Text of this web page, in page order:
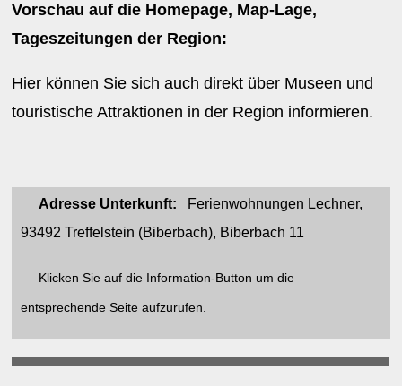
Vorschau auf die Homepage, Map-Lage,
Tageszeitungen der Region:
Hier können Sie sich auch direkt über Museen und
touristische Attraktionen in der Region informieren.
Adresse Unterkunft: Ferienwohnungen Lechner,
93492 Treffelstein (Biberbach), Biberbach 11
Klicken Sie auf die Information-Button um die
entsprechende Seite aufzurufen.